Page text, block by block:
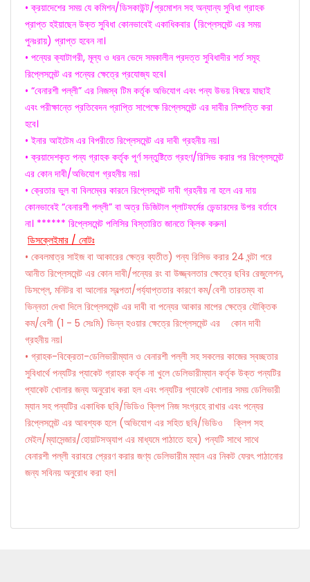
• ক্রয়াদেশের সময় যে কমিশন/ডিসকাউন্ট/প্রমোশন সহ অন্যান্য সুবিধা গ্রাহক
প্রাপ্ত হইয়াছেন উক্ত সুবিধা কোনভাবেই একাধিকবার (রিপ্লেসমেন্ট এর সময়
পুনঃরায়) প্রাপ্ত হবেন না।
• পন্যের ক্যাটাগরী, মূল্য ও ধরন ভেদে সমকালীন প্রদত্ত সুবিধাদীর শর্ত সমূহ
রিপ্লেসমেন্ট এর পন্যের ক্ষেত্রে প্রযোজ্য হবে।
• “বেনারশী পল্লী” এর নিজস্ব টিম কর্তৃক অভিযোগ এবং পন্য উভয় বিষয়ে যাছাই
এবং পরীক্ষান্তে প্রতিবেদন প্রাপ্তি সাপেক্ষে রিপ্লেসমেন্ট এর দাবীর নিষ্পত্তি করা
হবে।
• ইনার আইটেম এর বিপরীতে রিপ্লেসমেন্ট এর দাবী গ্রহনীয় নয়।
• ক্রয়াদেশকৃত পন্য গ্রাহক কর্তৃক পূর্ণ সন্তুষ্টিতে গ্রহণ/রিসিভ করার পর রিপ্লেসমেন্ট
এর কোন দাবী/অভিযোগ গ্রহনীয় নয়।
• ক্রেতার ভুল বা বিলম্বের কারনে রিপ্লেসমেন্ট দাবী গ্রহনীয় না হলে এর দায়
কোনভাবেই “বেনারশী পল্লী” বা অত্র ডিজিটাল প্লাটফর্মের ভেন্ডারদের উপর বর্তাবে
না। ****** রিপ্লেসমেন্ট পলিসির বিস্তারিত জানতে ক্লিক করুন।
ডিসক্লেইমার / নোটঃ
• কেবলমাত্র সাইজ বা আকারের ক্ষেত্র ব্যতীত) পন্য রিসিভ করার 24 ঘন্টা পরে
আনীত রিপ্লেসমেন্ট এর কোন দাবী/পন্যের রং বা উজ্জ্বলতার ক্ষেত্রে ছবির রেজুলেশন,
ডিসপ্লে, মনিটর বা আলোর স্বল্পতা/পর্য্যাপ্ততার কারণে কম/বেশী তারতম্য বা
ভিন্নতা দেখা দিলে রিপ্লেসমেন্ট এর দাবী বা পন্যের আকার মাপের ক্ষেত্রে যৌক্তিক
কম/বেশী (1 - 5 সেঃমি) ভিন্ন হওয়ার ক্ষেত্রে রিপ্লেসমেন্ট এর কোন দাবী
গ্রহনীয় নয়।
• গ্রাহক-বিক্রেতা-ডেলিভারীম্যান ও বেনারশী পল্লী সহ সকলের কাজের স্বচ্ছতার
সুবিধার্থে পন্যটির প্যাকেট গ্রাহক কর্তৃক না খুলে ডেলিভারীম্যান কর্তৃক উক্ত পন্যটির
প্যাকেট খোলার জন্য অনুরোধ করা হল এবং পন্যটির প্যাকেট খোলার সময় ডেলিভারী
ম্যান সহ পন্যটির একাধিক ছবি/ভিডিও ক্লিপ নিজ সংগ্রহে রাখার এবং পন্যের
রিপ্লেসমেন্ট এর আবশ্যক হলে (অভিযোগ এর সহিত ছবি/ভিডিও ক্লিপ সহ
মেইল/ম্যাসেন্জার/হোয়াটসঅ্যাপ এর মাধ্যমে পাঠাতে হবে) পন্যটি সাথে সাথে
বেনারশী পল্লী বরাবরে প্রেরণ করার জণ্য ডেলিভারীম ম্যান এর নিকট ফেরৎ পাঠানোর
জন্য সবিনয় অনুরোধ করা হল।